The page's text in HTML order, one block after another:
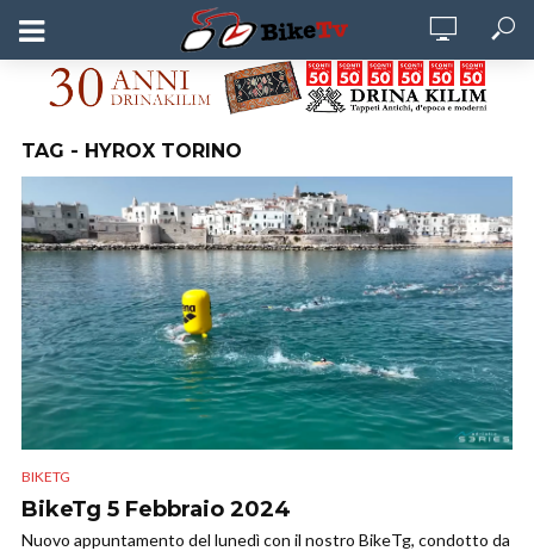
TAG - HYROX TORINO
BIKETG
BikeTg 5 Febbraio 2024
Nuovo appuntamento del lunedì con il nostro BikeTg, condotto da